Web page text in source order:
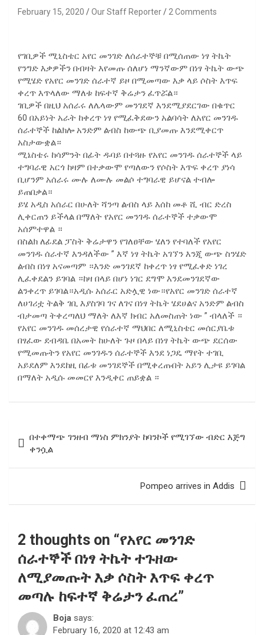
February 15, 2020 Our Staff Reporter 2 Comments
የገቢዎች ሚኒስቴር አየር መንገድ ለሰራተኞቹ በሚሰጠው ነፃ ትኬት
የንግድ እቃዎችን በብዛት እየመጡ ሰለሆነ ማንኛውም በነፃ ትኬት ውጭ
የሚሄድ የአየር መንገድ ሰራተኛ ይዞ በሚመጣው እቃ ላይ ሶስት እጥፍ
ቀረጥ እጥላለው ማለቱ ከፍተኛ ቅሬታን ፈጥሯል።
ገቢዎች በዚህ አሰራሩ ለሌላውም መንገደኛ እንደሚያደርገው በቁጥር
60 በአይነት አራት ከቀረጥ ነፃ የሚፈቅደውን አልባሳት ለአየር መንገዱ
ሰራተኞች ከልክሎ አንድም ልብስ ከውጭ ቢያመጡ እንደሚቀርጥ
አስታውቋል።
ሚኔስቴሩ ከሳምንት በፊት ዱባይ በተጓዙ የአየር መንገዱ ሰራተኞች ላይ
ተግባራዊ አርጎ ከዛም በተቃውሞ የጣለውን የሶስት እጥፍ ቀረጥ ያነሳ
ቢሆንም አሰራሩ ሙሉ ለሙሉ መልሶ ተግባራዊ ይሆናል ተብሎ
ይጠበቃል።
ይሄ አዲስ አሰራር በሁለት ሻንጣ ልብስ ላይ እሰከ መቶ ሺ ብር ድረስ
ሊቀርጠን ይችላል በማለት የአየር መንገዱ ሰራተኞች ተቃውሞ
አሰምተዋል ።
በስልክ ለፊደል ፓስት ቅሬታዋን የገለፀቸው ሄለን የተባለች የአየር
መንገዱ ሰራተኛ እንዳለችው ” እኛ ነፃ ትኬት አገኘን እንጂ ውጭ ስንሄድ
ልብስ በነፃ አናመጣም ።እንድ መንገደኛ ከቀረጥ ነፃ የሚፈቀድ ነገረ
ሊፈቀደልን ይገባል ።ከዛ በላይ በሆነ ነገር ደግሞ እንደመንገደኛው
ልንቀረጥ ይገባል።አዲሱ አሰራር አድሏዊ ነው።የአየር መንገድ ሰራተኛ
ለሀገሪቷ ትልቅ ገቢ እያስገባ ገና ለገና በነፃ ትኬት ሄደሀልና አንድም ልብስ
ብታመጣ ትቀረጣለህ ማለት ለእኛ ክብር አለመስጠት ነው ” ብላለች ።
የአየር መንገዱ መሰረታዊ የሰራተኛ ማህበር ለሚኒስቴር መሰርያቤቱ
በፃፈው ደብዳቤ በአመት ከሁለት ጉዞ በላይ በነፃ ትኬት ውጭ ደርሰው
የሚመጡትን የአየር መንገዱን ሰራተኞች እንደ ነጋዴ ማየት ተገቢ
አይደለም እንደከዚ በፊቱ መንገደኞች በሚቀረጡበት አይን ሊታዩ ይገባል
በማለት አዲሱ መመርየ እንዲቀር ጠይቋል ።
navigation
በተቀማጭ ገንዘብ ማነስ ምክንያት ከባንኮች የሚገኘው ብድር እጅግ
ቀንሷል
Pompeo arrives in Addis
2 thoughts on “የአየር መንገድ
ሰራተኞች በነፃ ትኬት ተጉዘው
ለሚያመጡት እቃ ሶስት እጥፍ ቀረጥ
መጣሉ ከፍተኛ ቅሬታን ፈጠረ”
Boja says:
February 16, 2020 at 12:43 am